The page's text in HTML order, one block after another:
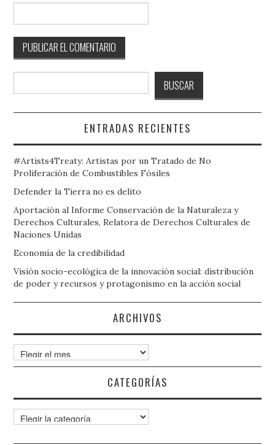
BUSCAR
ENTRADAS RECIENTES
#Artists4Treaty: Artistas por un Tratado de No
Proliferación de Combustibles Fósiles
Defender la Tierra no es delito
Aportación al Informe Conservación de la Naturaleza y
Derechos Culturales, Relatora de Derechos Culturales de
Naciones Unidas
Economía de la credibilidad
Visión socio-ecológica de la innovación social: distribución
de poder y recursos y protagonismo en la acción social
ARCHIVOS
Archivos
CATEGORÍAS
Categorías